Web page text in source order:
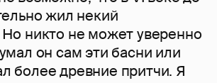
жил некий
никто не может уверенно
он сам эти басни или
более древние притчи. Я